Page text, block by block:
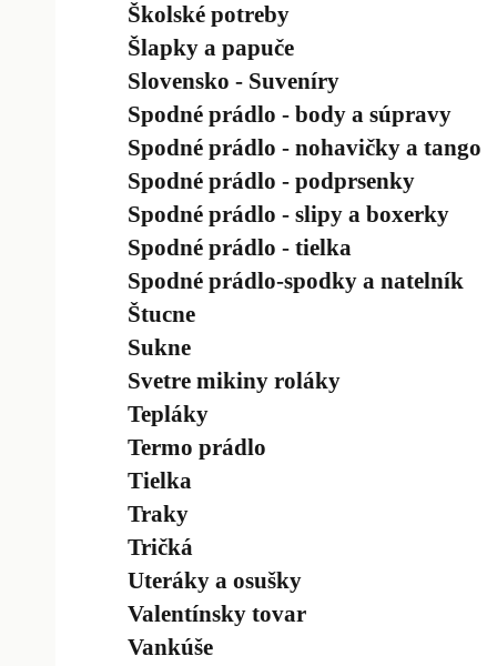
Školské potreby
Šlapky a papuče
Slovensko - Suveníry
Spodné prádlo - body a súpravy
Spodné prádlo - nohavičky a tango
Spodné prádlo - podprsenky
Spodné prádlo - slipy a boxerky
Spodné prádlo - tielka
Spodné prádlo-spodky a natelník
Štucne
Sukne
Svetre mikiny roláky
Tepláky
Termo prádlo
Tielka
Traky
Tričká
Uteráky a osušky
Valentínsky tovar
Vankúše